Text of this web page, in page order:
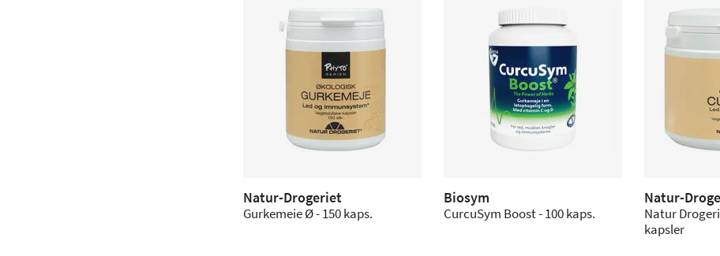
Natur-Drogeriet
Gurkemeie Ø - 150 kaps.
Biosym
CurcuSym Boost - 100 kaps.
Natur-
Natur
kapsler